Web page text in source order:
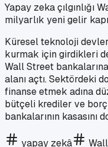
Yapay zeka çılgınlığı
milyarlık yeni gelir
Küresel teknoloji
kurmak için girdikleri
Wall Street
alanı açtı. Sektördeki
finanse etmek adına
bütçeli krediler ve
bankalarının
yapay zekâ